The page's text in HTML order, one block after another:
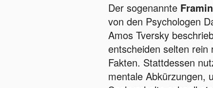
Der sogenannte
von den Psychologen
Amos Tversky
entscheiden selten rein
Fakten. Stattdessen
mentale Abkürzungen,